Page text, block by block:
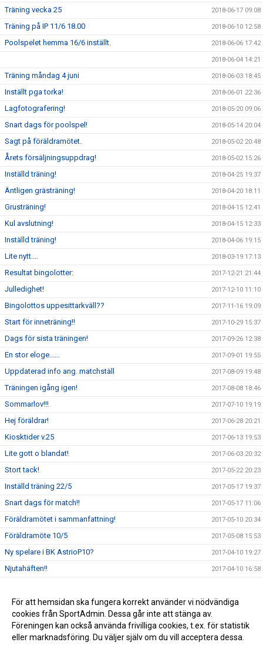
Träning vecka 25 2018-06-17 09:08
Träning på IP 11/6 18.00 2018-06-10 12:58
Poolspelet hemma 16/6 inställt. 2018-06-06 17:42
2018-06-04 14:21
Träning måndag 4 juni 2018-06-03 18:45
Inställt pga torka! 2018-06-01 22:36
Lagfotografering! 2018-05-20 09:06
Snart dags för poolspel! 2018-05-14 20:04
Sagt på föräldramötet. 2018-05-02 20:48
Årets försäljningsuppdrag! 2018-05-02 15:26
Inställd träning! 2018-04-25 19:37
Äntligen grästräning! 2018-04-20 18:11
Grusträning! 2018-04-15 12:41
Kul avslutning! 2018-04-15 12:33
Inställd träning! 2018-04-06 19:15
Lite nytt.... 2018-03-19 17:13
Resultat bingolotter: 2017-12-21 21:44
Julledighet! 2017-12-10 11:10
Bingolottos uppesittarkväll?? 2017-11-16 19:09
Start för inneträning!! 2017-10-29 15:37
Dags för sista träningen! 2017-09-26 12:38
En stor eloge...... 2017-09-01 19:55
Uppdaterad info ang. matchställ 2017-08-09 19:48
Träningen igång igen! 2017-08-08 18:46
Sommarlov!!! 2017-07-10 19:19
Hej föräldrar! 2017-06-28 20:21
Kiosktider v.25 2017-06-13 19:53
Lite gott o blandat! 2017-06-03 20:32
Stort tack! 2017-05-22 20:23
Inställd träning 22/5 2017-05-17 19:37
Snart dags för match!! 2017-05-17 11:06
Föräldramötet i sammanfattning! 2017-05-10 20:34
Föräldramöte 10/5 2017-05-08 15:53
Ny spelare i BK AstrioP10? 2017-04-10 19:27
Njutahäften!! 2017-04-10 16:58
God jul och Gott nytt år 2016-12-23 12:33
Inomhusstart 2016 2016-08-01 17:12
För att hemsidan ska fungera korrekt använder vi nödvändiga
cookies från SportAdmin. Dessa går inte att stänga av.
Föreningen kan också använda frivilliga cookies, t.ex. för statistik
eller marknadsföring. Du väljer själv om du vill acceptera dessa.